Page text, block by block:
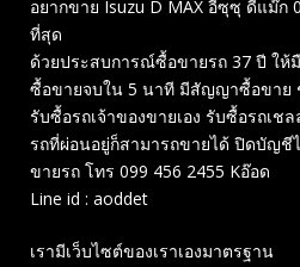
อยากขาย Isuzu D MAX อีซุซุ ดีแม๊ก
ที่สุด
ด้วยประสบการณ์ซื้อขายรถ 37 ปี ให้
ซื้อขายจบใน 5 นาที มีสัญญาซื้อขาย
รับซื้อรถเจ้าของขายเอง รับซื้อรถเช
รถที่ผ่อนอยู่ก็สามารถขายได้ ปิดบัญชี
ขายรถ โทร 099 456 2455 Kอ๊อด
Line id : aoddet
เรามีเว็บไซต์ของเราเองมาตรฐาน